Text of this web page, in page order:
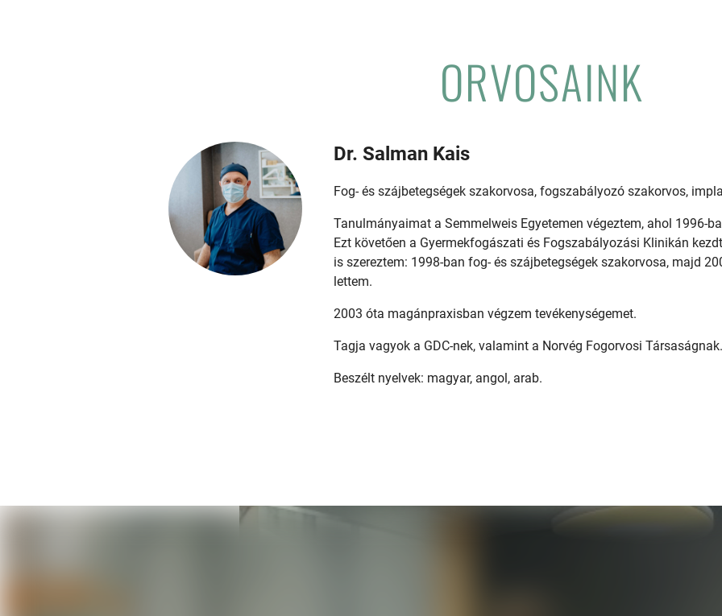
ORVOSAINK
Dr. Salman Kais
Fog- és szájbetegségek szakorvosa, fogszabályozó szakorvos,
Tanulmányaimat a Semmelweis Egyetemen végeztem, ahol 1996-
Ezt követően a Gyermekfogászati és Fogszabályozási Klinikán
is szereztem: 1998-ban fog- és szájbetegségek szakorvosa, majd
lettem.
2003 óta magánpraxisban végzem tevékenységemet.
Tagja vagyok a GDC-nek, valamint a Norvég Fogorvosi Társaságnak.
Beszélt nyelvek: magyar, angol, arab.